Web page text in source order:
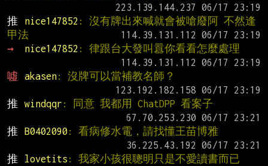
推
nice147852 : 沒有牌出來喊就會被嗆廢阿 不然逢
甲法
→
nice147852 : 律跟台大發叫囂你看看怎麼處理
噓
akasen: 沒牌可以當補教名師？
推
windqqr : 同意 我都用 ChatDPP 看案子
推
B0402090 : 看病修水電，請找懂王苗博雅
推
lovetits : 我家小孩很聰明只是不愛讀書而已